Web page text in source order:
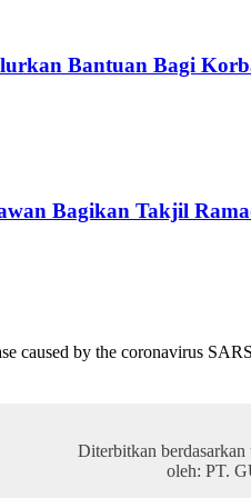
Bantuan Bagi
Bagikan Takjil
caused by the coronavirus
Diterbitkan
oleh: PT.